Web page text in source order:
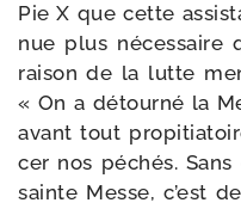
Pie X que cette
nue plus néces­saire
rai­son de la lutte
« On a détour­né la
avant tout
cer nos péchés.
sainte Messe, c’est